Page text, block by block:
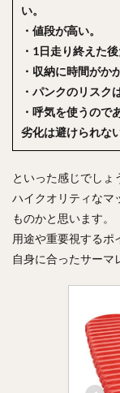
い。
・値段が高い。
・1日走り終えた
・収納に時間がか
・パンクのリスク
・呼気を使うので
劣化は避けられない
といった感じでしょ
ハイクオリティなマ
ものかと思います。
用途や重要視するポ
自身に合ったサーマ